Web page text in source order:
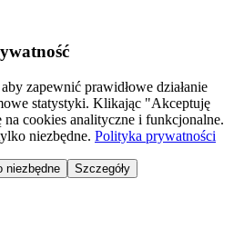
zapewnić prawidłowe działanie
statystyki. Klikając "Akceptuję
cookies analityczne i funkcjonalne.
niezbędne. Polityka prywatności
niezbędne Szczegóły